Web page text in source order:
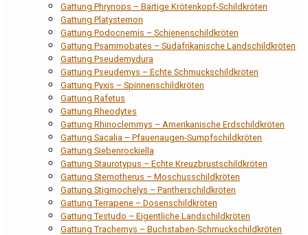
Gattung Phrynops – Bärtige Krötenkopf-Schildkröten
Gattung Platysternon
Gattung Podocnemis – Schienenschildkröten
Gattung Psammobates – Südafrikanische Landschildkröten
Gattung Pseudemydura
Gattung Pseudemys – Echte Schmuckschildkröten
Gattung Pyxis – Spinnenschildkröten
Gattung Rafetus
Gattung Rheodytes
Gattung Rhinoclemmys – Amerikanische Erdschildkröten
Gattung Sacalia – Pfauenaugen-Sumpfschildkröten
Gattung Siebenrockiella
Gattung Staurotypus – Echte Kreuzbrustschildkröten
Gattung Sternotherus – Moschusschildkröten
Gattung Stigmochelys – Pantherschildkröten
Gattung Terrapene – Dosenschildkröten
Gattung Testudo – Eigentliche Landschildkröten
Gattung Trachemys – Buchstaben-Schmuckschildkröten